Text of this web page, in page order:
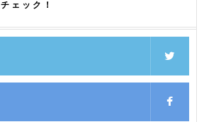
ェック！